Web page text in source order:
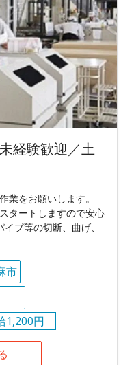
経験歓迎／土
業をお願いします。
タートしますので安心
プ等の切断、曲げ、
市
1,200円